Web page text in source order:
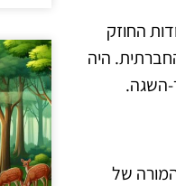
החוזק
היה
השגה.
של